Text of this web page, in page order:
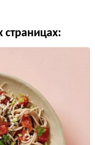
страницах: